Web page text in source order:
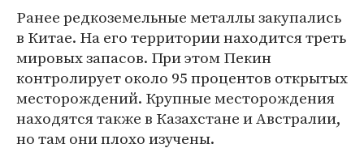
Ранее редкоземельные металлы закупались
в Китае. На его территории находится треть
мировых запасов. При этом Пекин
контролирует около 95 процентов открытых
месторождений. Крупные месторождения
находятся также в Казахстане и Австралии,
но там они плохо изучены.